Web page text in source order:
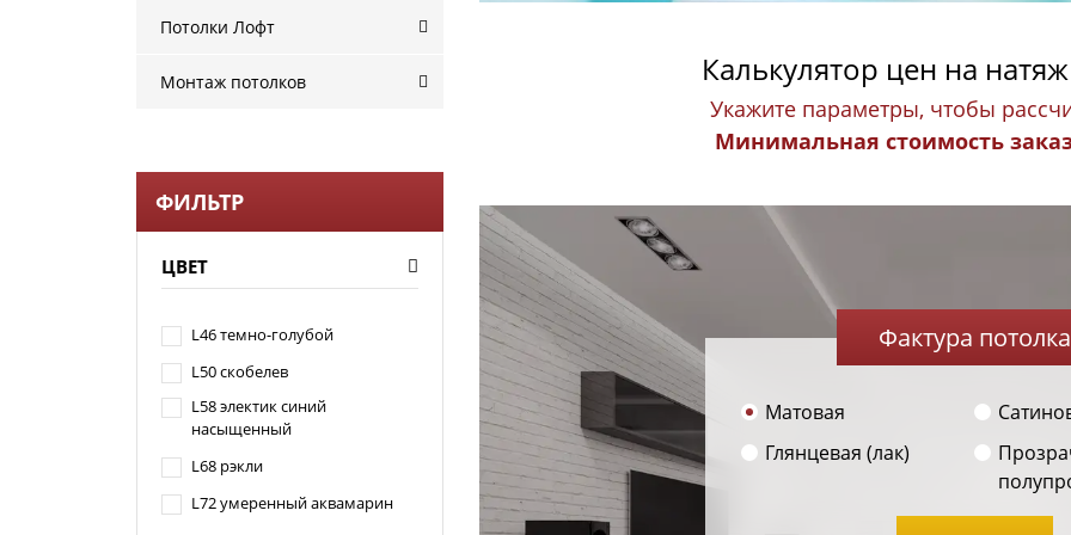
Потолки Лофт
Монтаж потолков
ФИЛЬТР
ЦВЕТ
L46 темно-голубой
L50 скобелев
L58 электик синий
насыщенный
L68 рэкли
L72 умеренный аквамарин
Калькулятор цен на
Укажите параметры, чтобы
Минимальная стоимость
Фактура потолка
Матовая
Глянцевая (лак)